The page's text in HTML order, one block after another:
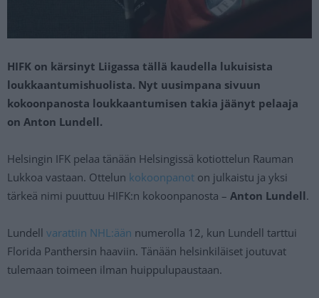
HIFK on kärsinyt Liigassa tällä kaudella lukuisista
loukkaantumishuolista. Nyt uusimpana sivuun
kokoonpanosta loukkaantumisen takia jäänyt pelaaja
on Anton Lundell.
Helsingin IFK pelaa tänään Helsingissä kotiottelun Rauman
Lukkoa vastaan. Ottelun kokoonpanot on julkaistu ja yksi
tärkeä nimi puuttuu HIFK:n kokoonpanosta – Anton Lundell.
Lundell varattiin NHL:ään numerolla 12, kun Lundell tarttui
Florida Panthersin haaviin. Tänään helsinkiläiset joutuvat
tulemaan toimeen ilman huippulupaustaan.